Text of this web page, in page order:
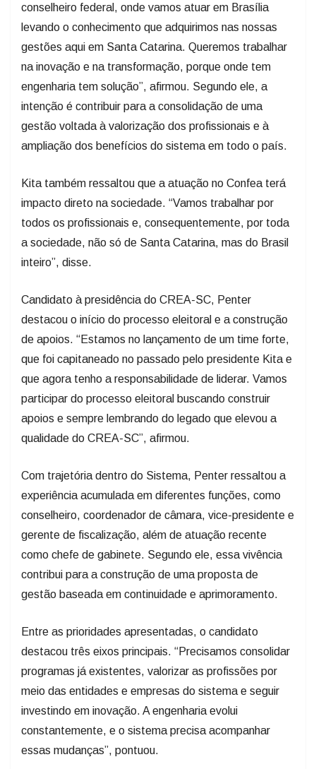
conselheiro federal, onde vamos atuar em Brasília
levando o conhecimento que adquirimos nas nossas
gestões aqui em Santa Catarina. Queremos trabalhar
na inovação e na transformação, porque onde tem
engenharia tem solução”, afirmou. Segundo ele, a
intenção é contribuir para a consolidação de uma
gestão voltada à valorização dos profissionais e à
ampliação dos benefícios do sistema em todo o país.
Kita também ressaltou que a atuação no Confea terá
impacto direto na sociedade. “Vamos trabalhar por
todos os profissionais e, consequentemente, por toda
a sociedade, não só de Santa Catarina, mas do Brasil
inteiro”, disse.
Candidato à presidência do CREA-SC, Penter
destacou o início do processo eleitoral e a construção
de apoios. “Estamos no lançamento de um time forte,
que foi capitaneado no passado pelo presidente Kita e
que agora tenho a responsabilidade de liderar. Vamos
participar do processo eleitoral buscando construir
apoios e sempre lembrando do legado que elevou a
qualidade do CREA-SC”, afirmou.
Com trajetória dentro do Sistema, Penter ressaltou a
experiência acumulada em diferentes funções, como
conselheiro, coordenador de câmara, vice-presidente e
gerente de fiscalização, além de atuação recente
como chefe de gabinete. Segundo ele, essa vivência
contribui para a construção de uma proposta de
gestão baseada em continuidade e aprimoramento.
Entre as prioridades apresentadas, o candidato
destacou três eixos principais. “Precisamos consolidar
programas já existentes, valorizar as profissões por
meio das entidades e empresas do sistema e seguir
investindo em inovação. A engenharia evolui
constantemente, e o sistema precisa acompanhar
essas mudanças”, pontuou.